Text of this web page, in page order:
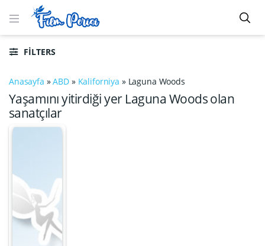
FILTERS
Anasayfa »ABD » Kaliforniya » Laguna Woods
Yaşamını yitirdiği yer Laguna Woods olan
sanatçılar